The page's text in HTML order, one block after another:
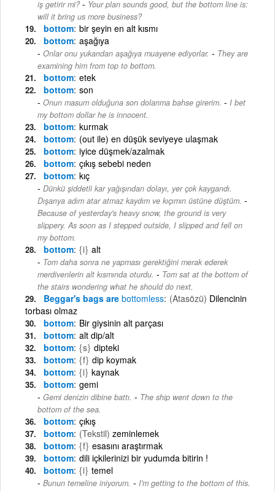
iş getirir mi? - Your plan sounds good, but the bottom line is:
will it bring us more business?
bottom bir şeyin en alt kısmı
bottom aşağıya
Onlar onu yukarıdan aşağıya muayene ediyorlar. - They are
examining him from top to bottom.
bottom etek
bottom son
Onun masum olduğuna son dolarıma bahse girerim. - I bet
my bottom dollar he is innocent.
bottom kurmak
bottom (out ile) en düşük seviyeye ulaşmak
bottom iyice düşmek/azalmak
bottom çıkış sebebi neden
bottom kıç
Dünkü şiddetli kar yağışından dolayı, yer çok kaygandı.
Dışarıya adım atar atmaz kaydım ve kıçımın üstüne düştüm. -
Because of yesterday's heavy snow, the ground is very
slippery. As soon as I stepped outside, I slipped and fell on
my bottom.
bottom {i} alt
Tom daha sonra ne yapması gerektiğini merak ederek
merdivenlerin alt kısmında oturdu. - Tom sat at the bottom of
the stairs wondering what he should do next.
Beggar's bags are bottomless (Atasözü) Dilencinin
torbası olmaz
bottom Bir giysinin alt parçası
bottom alt dip/alt
bottom {s} dipteki
bottom {f} dip koymak
bottom {i} kaynak
bottom gemi
Gemi denizin dibine battı. - The ship went down to the
bottom of the sea.
bottom çıkış
bottom (Tekstil) zeminlemek
bottom {f} esasını araştırmak
bottom dili içkilerinizi bir yudumda bitirin !
bottom {i} temel
Bunun temeline iniyorum. - I'm getting to the bottom of this.